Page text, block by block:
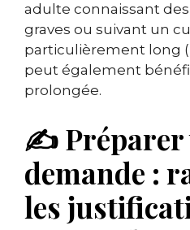
adulte connaissant
graves ou suivant un
particulièrement long
peut également
prolongée.
✍️ Préparer
demande :
les